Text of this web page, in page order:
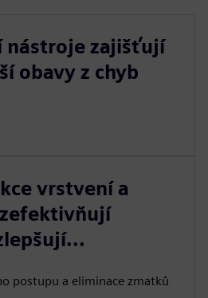
nástroje zajišťují
obavy z chyb
vrstvení a
postupu a eliminace zmatků